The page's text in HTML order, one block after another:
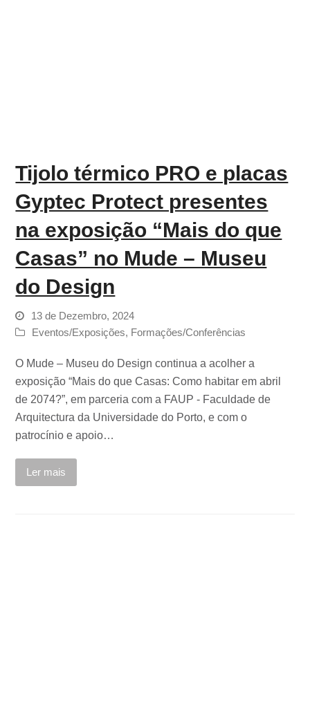
Tijolo térmico PRO e placas
Gyptec Protect presentes
na exposição “Mais do que
Casas” no Mude – Museu
do Design
13 de Dezembro, 2024
Eventos/Exposições, Formações/Conferências
O Mude – Museu do Design continua a acolher a
exposição “Mais do que Casas: Como habitar em abril
de 2074?”, em parceria com a FAUP - Faculdade de
Arquitectura da Universidade do Porto, e com o
patrocínio e apoio…
Ler mais